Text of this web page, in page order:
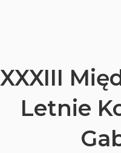
XXXIII
Letnie